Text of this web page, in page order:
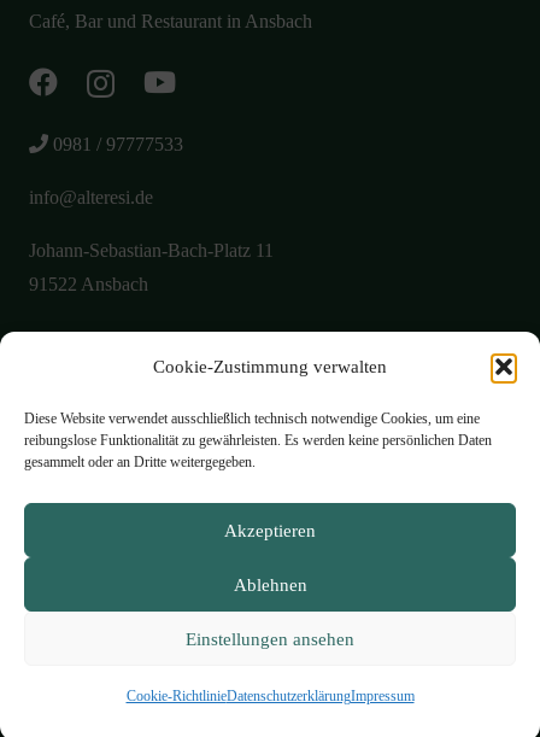
Cookie-Zustimmung verwalten
Diese Website verwendet ausschließlich technisch notwendige Cookies, um eine
reibungslose Funktionalität zu gewährleisten. Es werden keine persönlichen Daten
gesammelt oder an Dritte weitergegeben.
Akzeptieren
Ablehnen
Einstellungen ansehen
Cookie-RichtlinieDatenschutzerklärungImpressum
Café, Bar und Restaurant in Ansbach
0981 / 97777533
info@alteresi.de
Johann-Sebastian-Bach-Platz 11
91522 Ansbach
Aktuelles
Galerie
Öffnungszeiten
Datenschutzerklärung Cookie-Richtlinie (EU)